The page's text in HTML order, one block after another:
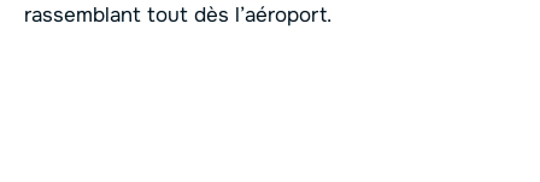
rassemblant tout dès l’aéroport.